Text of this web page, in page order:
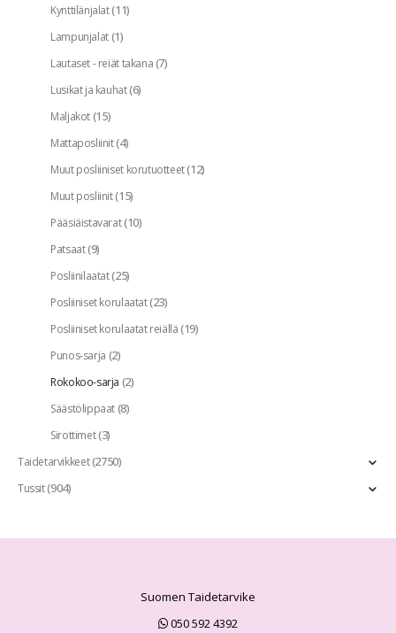
Kynttilänjalat(11)
Lampunjalat(1)
Lautaset - reiät takana(7)
Lusikat ja kauhat(6)
Maljakot(15)
Mattaposliinit(4)
Muut posliiniset korutuotteet(12)
Muut posliinit(15)
Pääsiäistavarat(10)
Patsaat(9)
Posliinilaatat(25)
Posliiniset korulaatat(23)
Posliiniset korulaatat reiällä(19)
Punos-sarja (2)
Rokokoo-sarja (2)
Säästölippaat(8)
Sirottimet(3)
Taidetarvikkeet(2750)
Tussit(904)
Suomen Taidetarvike
050 592 4392